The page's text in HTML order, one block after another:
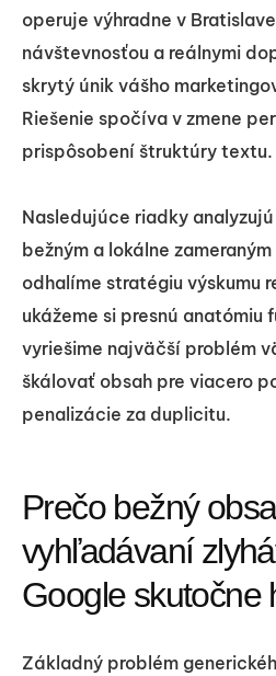
operuje výhradne v
návštevnosťou a reálnymi
skrytý únik vášho
Riešenie spočíva v zmene
prispôsobení štruktúry textu.
Nasledujúce riadky
bežným a lokálne
odhalíme stratégiu výskumu
ukážeme si presnú anatómiu
vyriešime najväčší problém
škálovať obsah pre viacero
penalizácie za duplicitu.
Prečo bežný
vyhľadávaní
Google skutočne
Základný problém